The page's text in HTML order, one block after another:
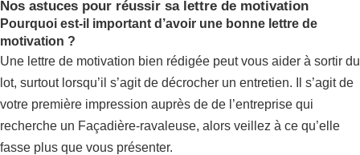
Nos astuces pour réussir sa lettre de motivation
Pourquoi est-il important d’avoir une bonne lettre de
motivation ?
Une lettre de motivation bien rédigée peut vous aider à sortir du
lot, surtout lorsqu’il s’agit de décrocher un entretien. Il s’agit de
votre première impression auprès de de l’entreprise qui
recherche un Façadière-ravaleuse, alors veillez à ce qu’elle
fasse plus que vous présenter.